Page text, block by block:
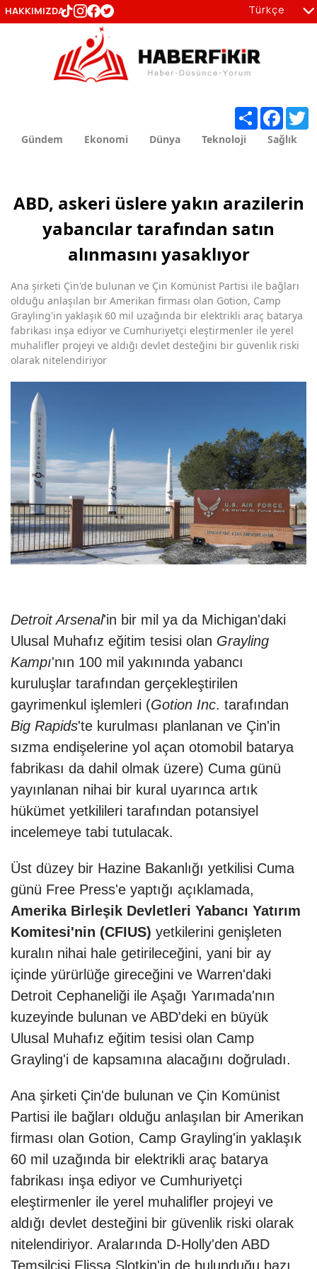
Gündem Ekonomi Dünya Teknoloji Sağlık
ABD, askeri üslere yakın arazilerin
yabancılar tarafından satın
alınmasını yasaklıyor
Ana şirketi Çin'de bulunan ve Çin Komünist Partisi ile bağları
olduğu anlaşılan bir Amerikan firması olan Gotion, Camp
Grayling'in yaklaşık 60 mil uzağında bir elektrikli araç batarya
fabrikası inşa ediyor ve Cumhuriyetçi eleştirmenler ile yerel
muhalifler projeyi ve aldığı devlet desteğini bir güvenlik riski
olarak nitelendiriyor
Detroit Arsenal'in bir mil ya da Michigan'daki
Ulusal Muhafız eğitim tesisi olan Grayling
Kampı'nın 100 mil yakınında yabancı
kuruluşlar tarafından gerçekleştirilen
gayrimenkul işlemleri (Gotion Inc. tarafından
Big Rapids'te kurulması planlanan ve Çin'in
sızma endişelerine yol açan otomobil batarya
fabrikası da dahil olmak üzere) Cuma günü
yayınlanan nihai bir kural uyarınca artık
hükümet yetkilileri tarafından potansiyel
incelemeye tabi tutulacak.
Üst düzey bir Hazine Bakanlığı yetkilisi Cuma
günü Free Press'e yaptığı açıklamada,
Amerika Birleşik Devletleri Yabancı Yatırım
Komitesi'nin (CFIUS) yetkilerini genişleten
kuralın nihai hale getirileceğini, yani bir ay
içinde yürürlüğe gireceğini ve Warren'daki
Detroit Cephaneliği ile Aşağı Yarımada'nın
kuzeyinde bulunan ve ABD'deki en büyük
Ulusal Muhafız eğitim tesisi olan Camp
Grayling'i de kapsamına alacağını doğruladı.
Ana şirketi Çin'de bulunan ve Çin Komünist
Partisi ile bağları olduğu anlaşılan bir Amerikan
firması olan Gotion, Camp Grayling'in yaklaşık
60 mil uzağında bir elektrikli araç batarya
fabrikası inşa ediyor ve Cumhuriyetçi
eleştirmenler ile yerel muhalifler projeyi ve
aldığı devlet desteğini bir güvenlik riski olarak
nitelendiriyor. Aralarında D-Holly'den ABD
Temsilcisi Elissa Slotkin'in de bulunduğu bazı
Share
Türkçe
en
HAKKIMIZDA